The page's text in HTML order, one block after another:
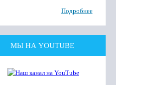
Подробнее
МЫ НА YOUTUBE